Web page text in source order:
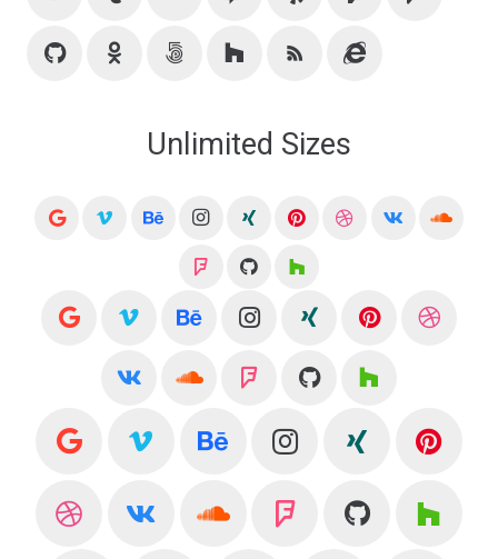
Unlimited Sizes